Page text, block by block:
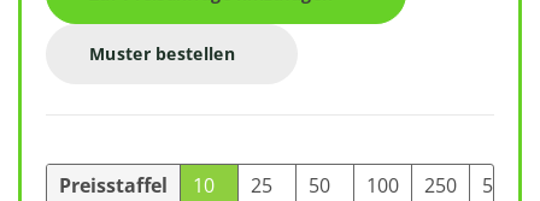
Muster bestellen
Preisstaffel
10
25
50
100
250
500